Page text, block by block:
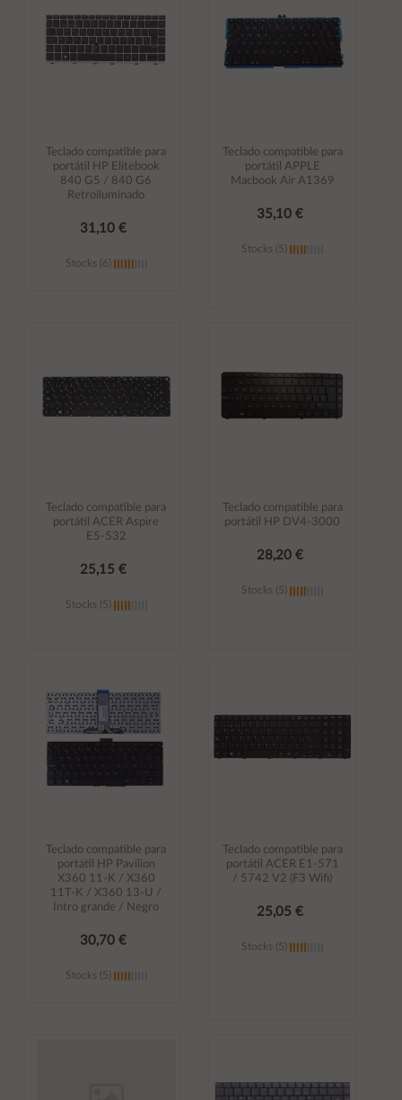
Teclado compatible para
portátil HP Elitebook
840 G5 / 840 G6
Retroiluminado
31,10 €
Stocks (6)
Teclado compatible para
portátil APPLE
Macbook Air A1369
35,10 €
Stocks (5)
Teclado compatible para
portátil ACER Aspire
E5-532
25,15 €
Stocks (5)
carrito
Teclado compatible para
portátil HP DV4-3000
28,20 €
Stocks (5)
Teclado compatible para
portátil HP Pavilion
X360 11-K / X360
11T-K / X360 13-U /
Intro grande / Negro
30,70 €
Stocks (5)
Teclado compatible para
portátil ACER E1-571
/ 5742 V2 (F3 Wifi)
25,05 €
Stocks (5)